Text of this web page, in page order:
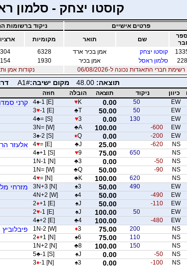
קוסטו יצחק - סלמון
פרטים אישיים
ניקוד ברשומות
שם תואר מקומיות
קוסטו יצחק אמן בכיר ארד 6328
304
סלמון ראסל אמן בכיר 1930
154
רשימת חברי התאגדות נכונה ל-06/08/2026
נקודות אמן ותארים
תוצאה:48.00 מקום ישיבה:A1#
כיוון ניקוד תוצאה הובלה חוזה
EW
50
0.00
♥K
4♠-1 [E] קרני
EW
50
50.00
♣T
3♥-1 [E]
EW
130
0.00
♥3
4♣= [S]
EW
-600
100.00
♣A
3N= [W]
EW
-200
0.00
♦Q
3♠-2 [S]
NS
-620
25.00
♣J
4♥= [E] אלעזר
NS
650
75.00
♥9
4♠+1 [S]
NS
-50
0.00
♣3
1N-1 [N]
NS
-90
50.00
♣Q
1N= [W]
NS
620
100.00
♣K
4♥= [N]
EW
490
50.00
♠3
3N+3 [N] מזרחי
EW
-490
50.00
♠4
4N+2 [W]
EW
-110
50.00
♠J
2♦+1 [E]
EW
50
100.00
♠J
2♥-1 [E]
EW
-480
100.00
♣4
4♠+2 [E]
NS
200
75.00
♦3
1N-2 [W]
NS
110
75.00
♠6
2♦+1 [N]
NS
150
100.00
♣8
1N+2 [N]
NS
-50
0.00
♠J
5♣-1 [S]
NS
-100
0.00
♠3
3♦-1 [N]